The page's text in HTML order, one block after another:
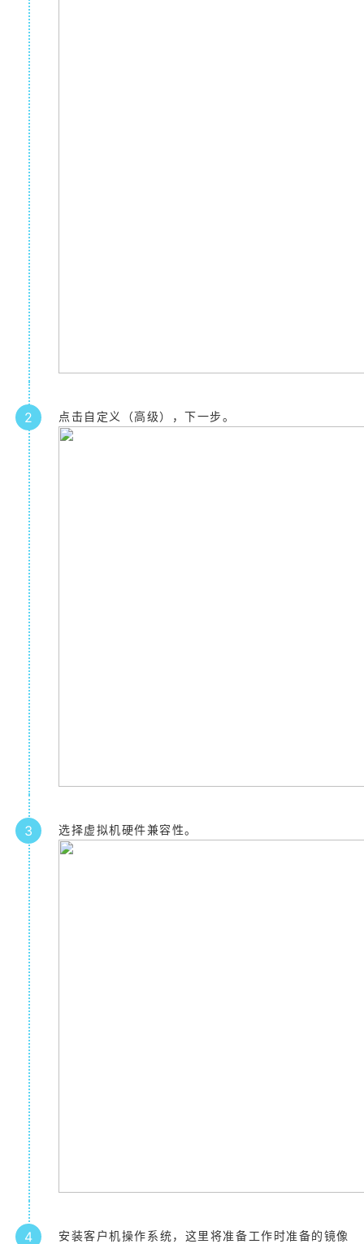
2 点击自定义（高级），下一步。
3 选择虚拟机硬件兼容性。
4 安装客户机操作系统，这里将准备工作时准备的镜像